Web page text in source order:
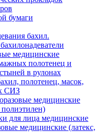
бумаги
бахил.
медицинские
полотенец и
в рулонах
полотенец, масок,
СИЗ
медицинские
для лица медицинские
медицинские (латекс,